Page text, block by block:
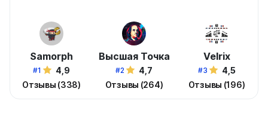
Samorph
#1
4,9
Отзывы (338)
Высшая Точка
#2
4,7
Отзывы (264)
Velrix
#3
4,5
Отзывы (196)